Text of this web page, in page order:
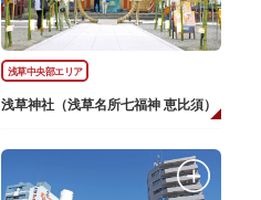
浅草中央部エリア
浅草神社（浅草名所七福神 恵比須）